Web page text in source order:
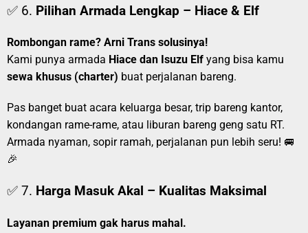
✅ 6. Pilihan Armada Lengkap – Hiace & Elf
Rombongan rame? Arni Trans solusinya!
Kami punya armada Hiace dan Isuzu Elf yang bisa kamu
sewa khusus (charter) buat perjalanan bareng.
Pas banget buat acara keluarga besar, trip bareng kantor,
kondangan rame-rame, atau liburan bareng geng satu RT.
Armada nyaman, sopir ramah, perjalanan pun lebih seru! 🚐
🎉
✅ 7. Harga Masuk Akal – Kualitas Maksimal
Layanan premium gak harus mahal.